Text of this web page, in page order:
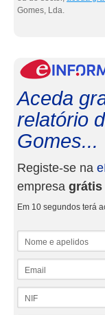
Gomes, Lda.
Aceda
relatório
Gomes...
Registe-se na
empresa grátis
Em 10 segundos terá